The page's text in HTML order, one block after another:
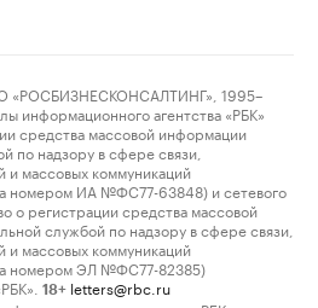
1995–
информационного агентства «РБК»
средства массовой информации
по надзору в сфере связи,
и массовых коммуникаций
номером ИА №ФС77-63848) и сетевого
о регистрации средства массовой
службой по надзору в сфере связи,
и массовых коммуникаций
номером ЭЛ №ФС77-82385)
18+ letters@rbc.ru